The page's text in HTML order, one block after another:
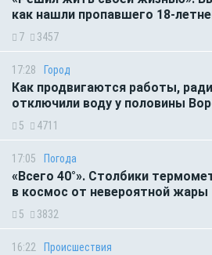
как нашли пропавшего 18-
7 3457
17:28 Город
Как продвигаются работы,
отключили воду у половины
5 4711
17:05 Погода
«Всего 40°». Столбики
в космос от невероятной жары
5 3832
16:22 Происшествия